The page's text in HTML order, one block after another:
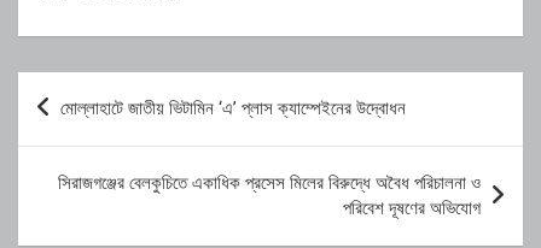
Post
navigation
মোল্লাহাটে জাতীয় ভিটামিন ‘এ’ প্লাস ক্যাম্পেইনের উদ্বোধন
সিরাজগঞ্জের বেলকুচিতে একাধিক প্রসেস মিলের বিরুদ্ধে অবৈধ পরিচালনা ও
পরিবেশ দূষণের অভিযোগ